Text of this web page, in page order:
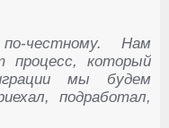
честному. Нам
процесс, который
мы будем
подработал,